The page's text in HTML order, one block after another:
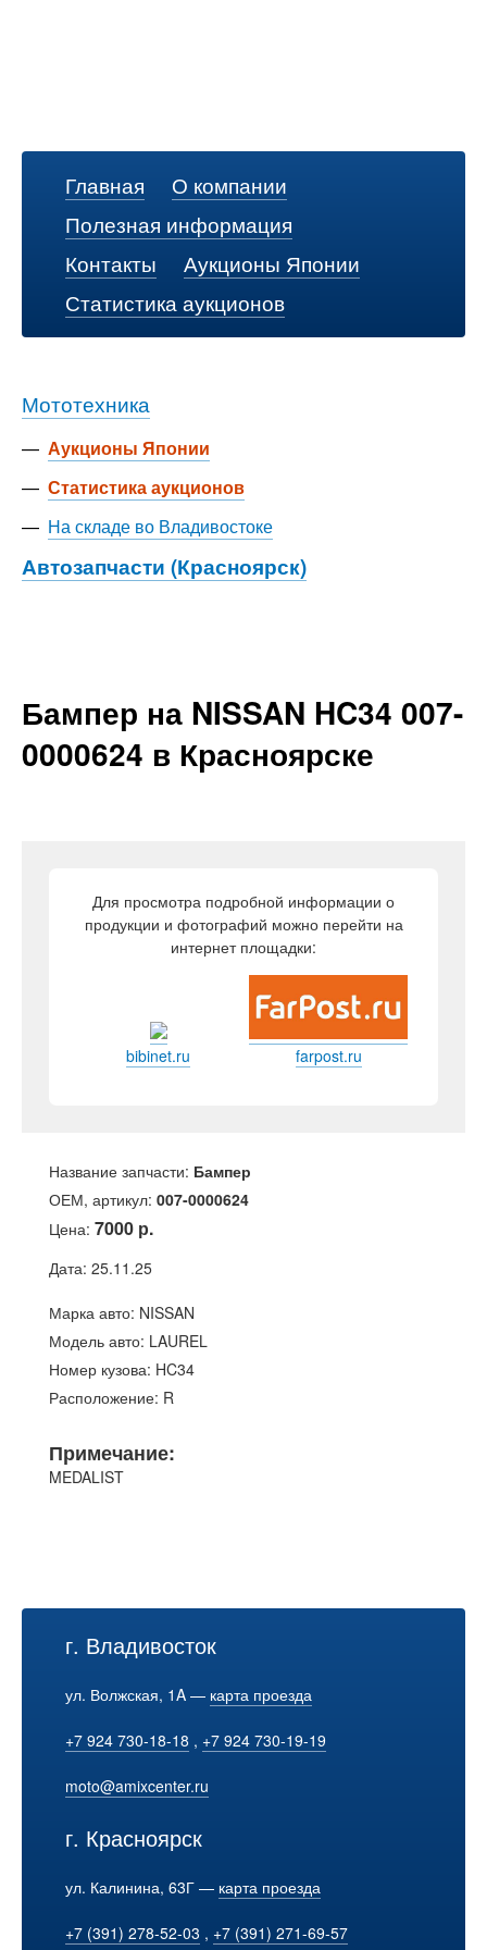
Главная
О компании
Полезная информация
Контакты
Аукционы Японии
Статистика аукционов
Мототехника
— Аукционы Японии
— Статистика аукционов
— На складе во Владивостоке
Автозапчасти (Красноярск)
Бампер на NISSAN HC34 007-
0000624 в Красноярске
Для просмотра подробной информации о
продукции и фотографий можно перейти на
интернет площадки:
bibinet.ru farpost.ru
Название запчасти: Бампер
ОЕМ, артикул: 007-0000624
Цена: 7000 р.
Дата: 25.11.25
Марка авто: NISSAN
Модель авто: LAUREL
Номер кузова: HC34
Расположение: R
Примечание:
MEDALIST
г. Владивосток
ул. Волжская, 1A — карта проезда
+7 924 730-18-18 , +7 924 730-19-19
moto@amixcenter.ru
г. Красноярск
ул. Калинина, 63Г — карта проезда
+7 (391) 278-52-03 , +7 (391) 271-69-57